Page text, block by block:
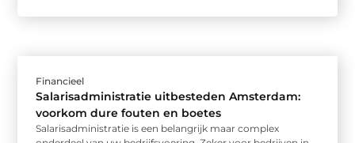
Financieel
Salarisadministratie uitbesteden Amsterdam:
voorkom dure fouten en boetes
Salarisadministratie is een belangrijk maar complex